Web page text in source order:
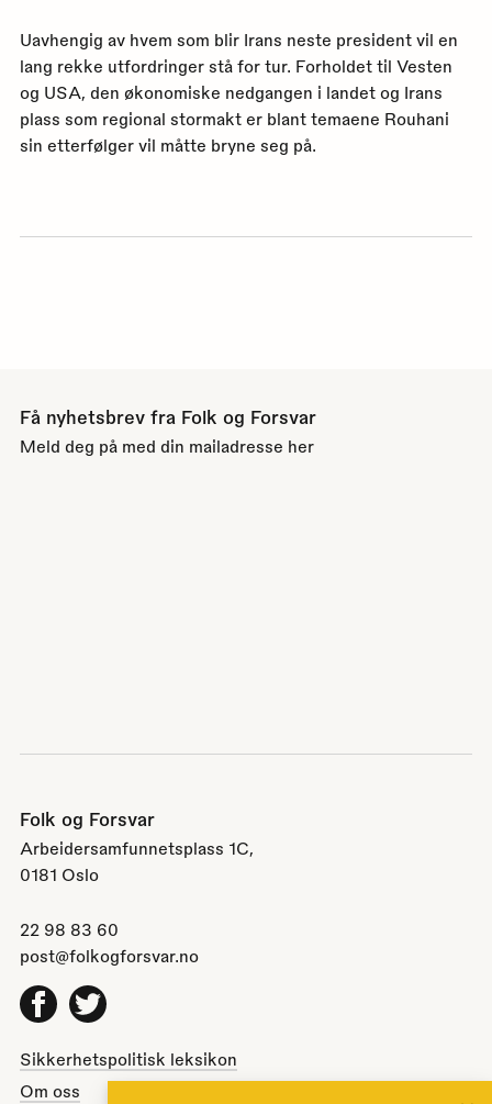
Uavhengig av hvem som blir Irans neste president vil en
lang rekke utfordringer stå for tur. Forholdet til Vesten
og USA, den økonomiske nedgangen i landet og Irans
plass som regional stormakt er blant temaene Rouhani
sin etterfølger vil måtte bryne seg på.
Få nyhetsbrev fra Folk og Forsvar
Meld deg på med din mailadresse her
Folk og Forsvar
Arbeidersamfunnetsplass 1C,
0181 Oslo
22 98 83 60
post@folkogforsvar.no
Facebook
Twitter
Sikkerhetspolitisk leksikon
Om oss